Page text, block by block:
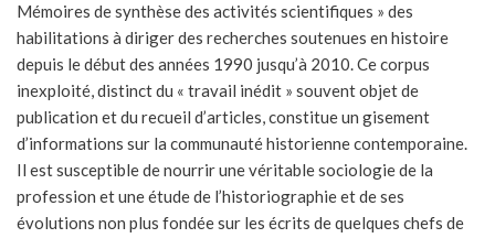
Mémoires de synthèse des activités scientifiques » des
habilitations à diriger des recherches soutenues en histoire
depuis le début des années 1990 jusqu’à 2010. Ce corpus
inexploité, distinct du « travail inédit » souvent objet de
publication et du recueil d’articles, constitue un gisement
d’informations sur la communauté historienne contemporaine.
Il est susceptible de nourrir une véritable sociologie de la
profession et une étude de l’historiographie et de ses
évolutions non plus fondée sur les écrits de quelques chefs de